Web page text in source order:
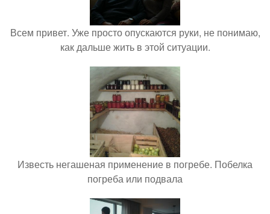
Всем привет. Уже просто опускаются руки, не понимаю,
как дальше жить в этой ситуации.
Известь негашеная применение в погребе. Побелка
погреба или подвала